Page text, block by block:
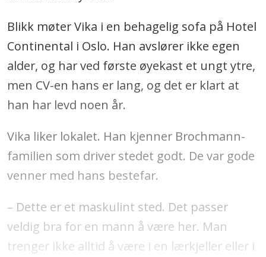
Blikk møter Vika i en behagelig sofa på Hotel
Continental i Oslo. Han avslører ikke egen
alder, og har ved første øyekast et ungt ytre,
men CV-en hans er lang, og det er klart at
han har levd noen år.
Vika liker lokalet. Han kjenner Brochmann-
familien som driver stedet godt. De var gode
venner med hans bestefar.
– Dette er et maskulint sted. Det passer
veldig bra for en mann å være her. Man
trenger ikke alltid å være i en lærkjeller eller i